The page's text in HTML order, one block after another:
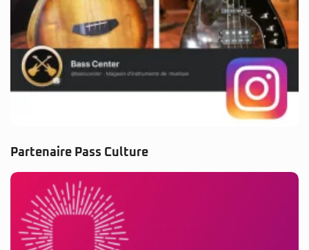
Partenaire Pass Culture